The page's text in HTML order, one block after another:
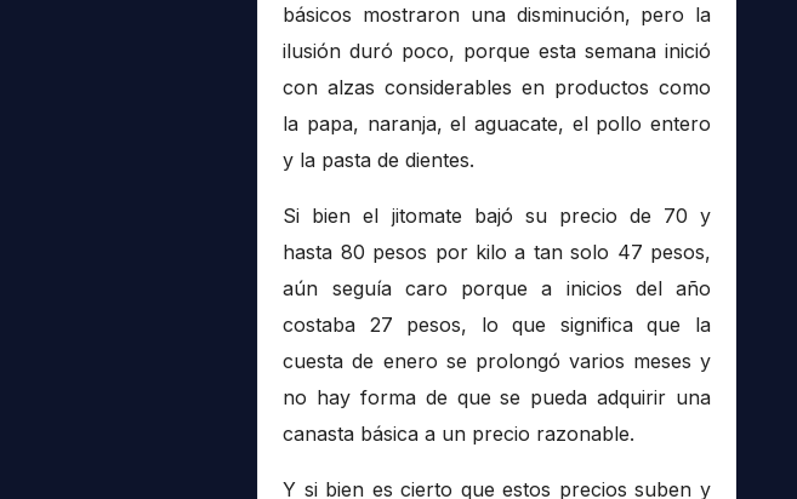
básicos mostraron una disminución, pero la
ilusión duró poco, porque esta semana inició
con alzas considerables en productos como
la papa, naranja, el aguacate, el pollo entero
y la pasta de dientes.
Si bien el jitomate bajó su precio de 70 y
hasta 80 pesos por kilo a tan solo 47 pesos,
aún seguía caro porque a inicios del año
costaba 27 pesos, lo que significa que la
cuesta de enero se prolongó varios meses y
no hay forma de que se pueda adquirir una
canasta básica a un precio razonable.
Y si bien es cierto que estos precios suben y